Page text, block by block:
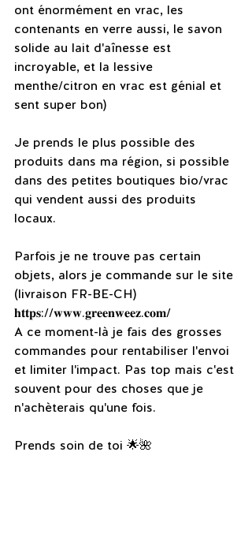
ont énormément en vrac, les
contenants en verre aussi, le savon
solide au lait d'aînesse est
incroyable, et la lessive
menthe/citron en vrac est génial et
sent super bon)
Je prends le plus possible des
produits dans ma région, si possible
dans des petites boutiques bio/vrac
qui vendent aussi des produits
locaux.
Parfois je ne trouve pas certain
objets, alors je commande sur le site
(livraison FR-BE-CH)
𝐡𝐭𝐭𝐩𝐬://𝐰𝐰𝐰.𝐠𝐫𝐞𝐞𝐧𝐰𝐞𝐞𝐳.𝐜𝐨𝐦/
A ce moment-là je fais des grosses
commandes pour rentabiliser l'envoi
et limiter l'impact. Pas top mais c'est
souvent pour des choses que je
n'achèterais qu'une fois.
Prends soin de toi 🌟🌺